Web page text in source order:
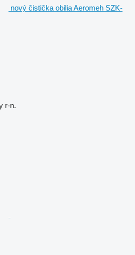
nový čistička obilia Aeromeh SZK-
r-n.